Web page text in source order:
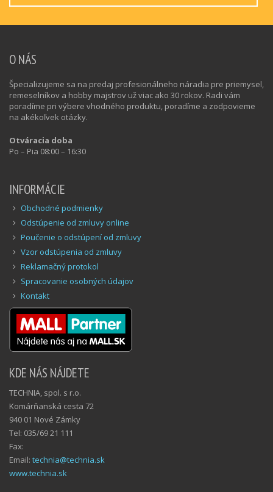
O NÁS
Špecializujeme sa na predaj profesionálneho náradia pre priemysel,
remeselníkov a hobby majstrov už viac ako 30 rokov. Radi vám
poradíme pri výbere vhodného produktu, poradíme a zodpovieme
na akékoľvek otázky.
Otváracia doba
Po – Pia 08:00 – 16:30
INFORMÁCIE
Obchodné podmienky
Odstúpenie od zmluvy online
Poučenie o odstúpení od zmluvy
Vzor odstúpenia od zmluvy
Reklamačný protokol
Spracovanie osobných údajov
Kontakt
KDE NÁS NÁJDETE
TECHNIA, spol. s r.o.
Komárňanská cesta 72
940 01 Nové Zámky
Tel: 035/69 21 111
Fax:
Email: technia@technia.sk
www.technia.sk